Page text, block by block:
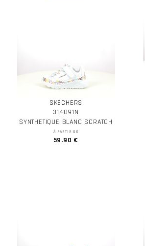
SKECHERS
314091N
SYNTHETIQUE BLANC SCRATCH
À PARTIR DE
59.90 €